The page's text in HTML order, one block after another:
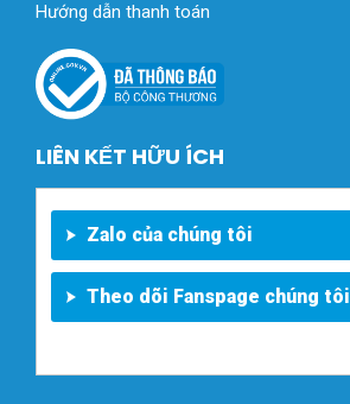
Hướng dẫn thanh toán
LIÊN KẾT HỮU ÍCH
Zalo của chúng tôi
Theo dõi Fanspage chúng tôi